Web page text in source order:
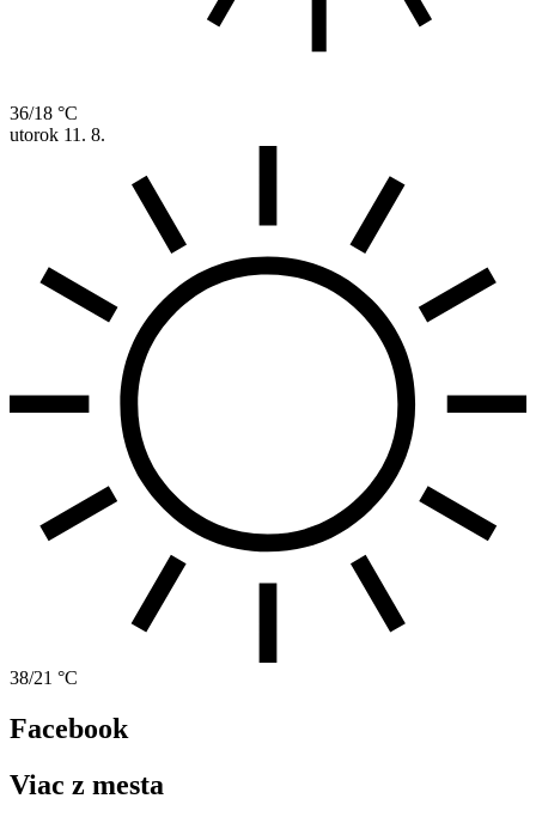
36/18 °C
utorok 11. 8.
38/21 °C
Facebook
Viac z mesta